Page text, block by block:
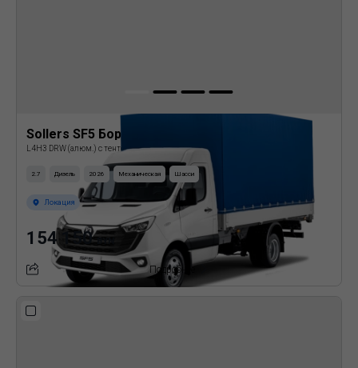
Sollers SF5 Бортовая платформа с тентом
L4H3 DRW (алюм.) с тентом
2.7 Дизель 2026 Механическая Шасси
Локация
154 150 BYN
Подробнее